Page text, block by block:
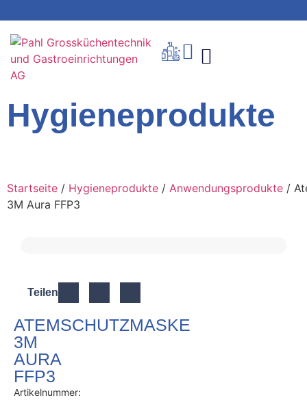
Hygieneprodukte
Startseite / Hygieneprodukte / Anwendungsprodukte /
3M Aura FFP3
Teilen
ATEMSCHUTZMASKE
3M
AURA
FFP3
Artikelnummer: